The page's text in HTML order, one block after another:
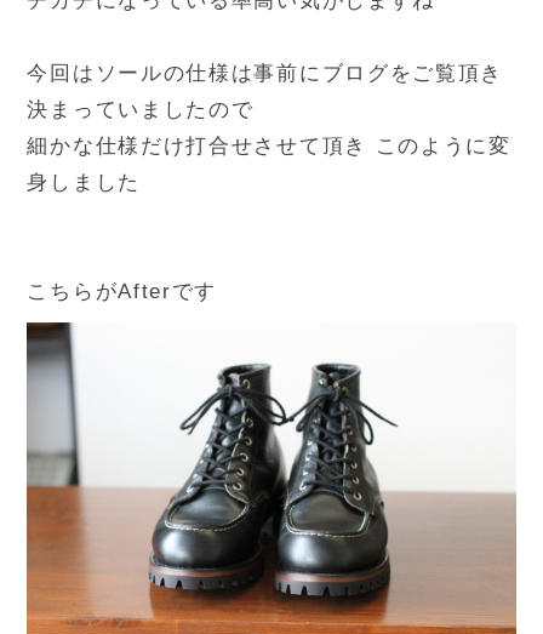
今回はソールの仕様は事前にブログをご覧頂き
決まっていましたので
細かな仕様だけ打合せさせて頂き このように変
身しました
こちらがAfterです